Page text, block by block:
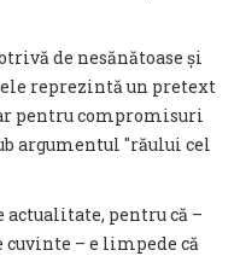
de nesănătoase și
reprezintă un pretext
pentru compromisuri
argumentul ″răului cel
actualitate, pentru că –
cuvinte – e limpede că